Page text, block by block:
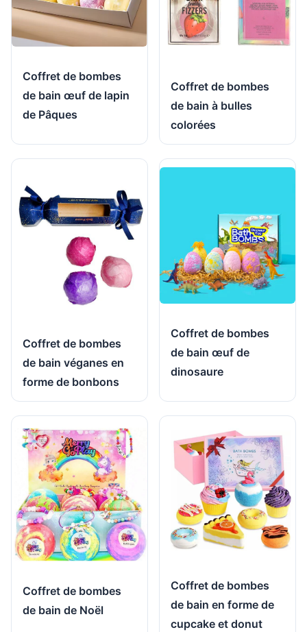
Coffret de bombes
de bain œuf de lapin
de Pâques
Coffret de bombes
de bain à bulles
colorées
Coffret de bombes
de bain véganes en
forme de bonbons
Coffret de bombes
de bain œuf de
dinosaure
Coffret de bombes
de bain de Noël
Coffret de bombes
de bain en forme de
cupcake et donut